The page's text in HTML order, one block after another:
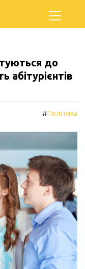
до
абітурієнтів
#Політика